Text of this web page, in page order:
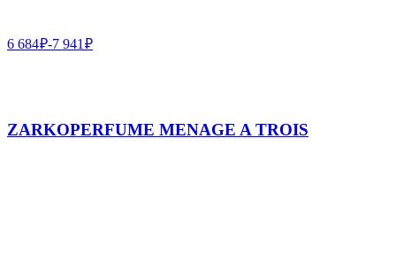
6 684₽-7 941 ₽
ZARKOPERFUME MENAGE A TROIS